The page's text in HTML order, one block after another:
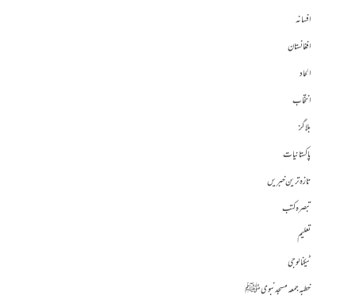
افسانہ
افغانستان
الحاد
انتخاب
بلاگز
پاکستانیات
تازہ ترین خبریں
تبصرہ کتب
تعلیم
ٹیکنالوجی
خطبہ جمعہ مسجد نبوی ﷺ